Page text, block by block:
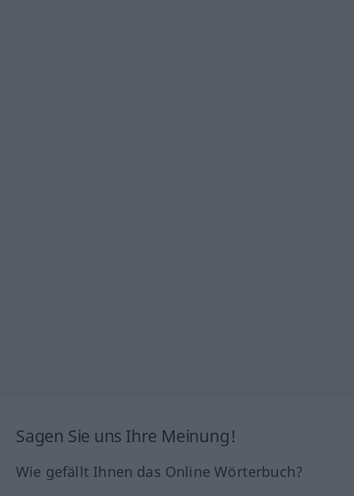
Sagen Sie uns Ihre Meinung!
Wie gefällt Ihnen das Online Wörterbuch?